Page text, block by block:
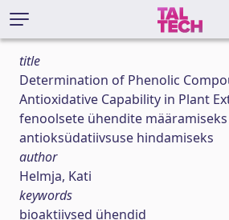
title
Determination of Phenolic
Antioxidative Capability in Plant
fenoolsete ühendite
antioksüdatiivsuse hindamiseks
author
Helmja, Kati
keywords
bioaktiivsed ühendid